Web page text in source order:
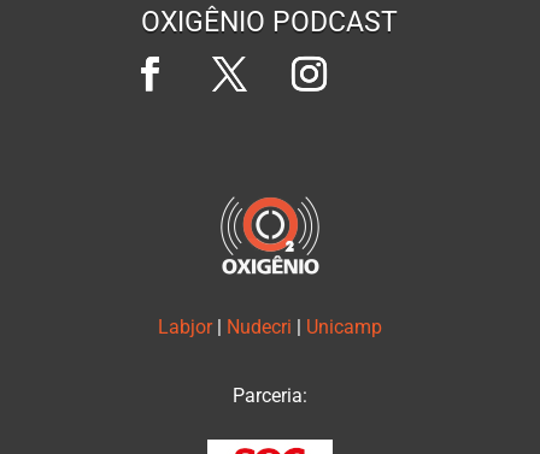
OXIGÊNIO PODCAST
Labjor | Nudecri | Unicamp
Parceria: